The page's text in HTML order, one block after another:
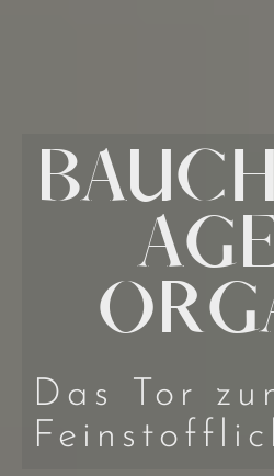
Das Tor